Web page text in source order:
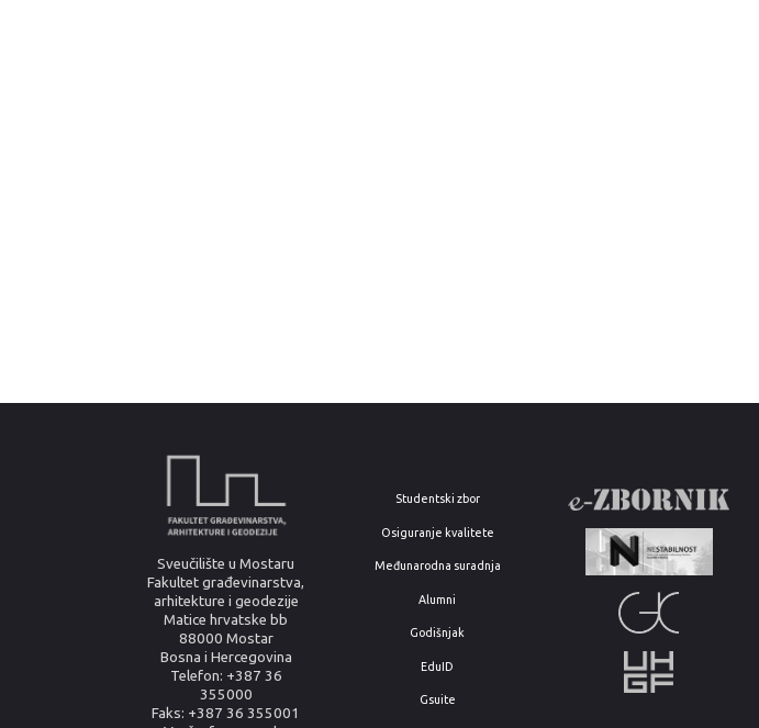
Sveučilište u Mostaru
Fakultet građevinarstva,
arhitekture i geodezije
Matice hrvatske bb
88000 Mostar
Bosna i Hercegovina
Telefon: +387 36
355000
Faks: +387 36 355001
Studentski zbor
Osiguranje kvalitete
Međunarodna suradnja
Alumni
Godišnjak
EduID
Gsuite